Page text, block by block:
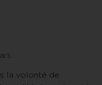
la volonté de